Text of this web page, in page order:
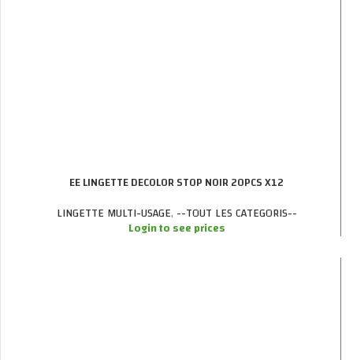
EE LINGETTE DECOLOR STOP NOIR 20PCS X12
LINGETTE MULTI-USAGE, --TOUT LES CATEGORIS--
Login to see prices